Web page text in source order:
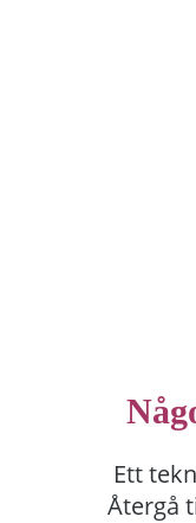
Ett
Återgå